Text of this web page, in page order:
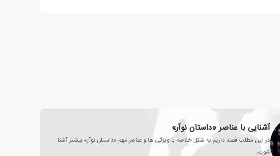
آشنایی با عناصر «داستان نوآر»
در این مطلب قصد داریم به شکل خلاصه با ویژگی ها و عناصر مهم «داستان نوآر» بیشتر آشنا
شویم.